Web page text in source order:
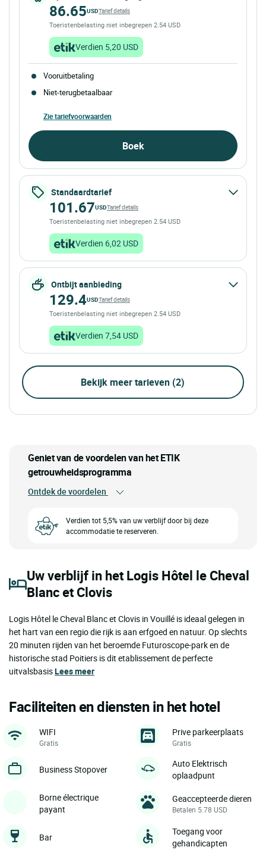
86.65USDTarief details
Toeristenbelasting niet inbegrepen 2.54 USD
Verdien 5,20 USD
Vooruitbetaling
Niet-terugbetaalbaar
Zie tariefvoorwaarden
Boek
Standaardtarief
101.67USDTarief details
Toeristenbelasting niet inbegrepen 2.54 USD
Verdien 6,02 USD
Ontbijt aanbieding
129.4USDTarief details
Toeristenbelasting niet inbegrepen 2.54 USD
Verdien 7,54 USD
Bekijk meer tarieven (2)
Geniet van de voordelen van het ETIK
getrouwheidsprogramma
Ontdek de voordelen
Verdien tot 5,5% van uw verblijf door bij deze
accommodatie te reserveren.
Uw verblijf in het Logis Hôtel le Cheval
Blanc et Clovis
Logis Hôtel le Cheval Blanc et Clovis in Vouillé is ideaal gelegen in
het hart van een regio die rijk is aan erfgoed en natuur. Op slechts
20 minuten rijden van het beroemde Futuroscope-park en de
historische stad Poitiers is dit etablissement de perfecte
uitvalsbasisLees meer
Faciliteiten en diensten in het hotel
WIFI
Gratis
Prive parkeerplaats
Gratis
Business Stopover
Auto Elektrisch
oplaadpunt
Borne électrique
payant
Geaccepteerde dieren
Betalen 5.78 USD
Bar
Toegang voor
gehandicapten